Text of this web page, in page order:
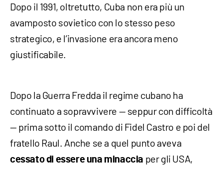
Dopo il 1991, oltretutto, Cuba non era più un
avamposto sovietico con lo stesso peso
strategico, e l’invasione era ancora meno
giustificabile.
Dopo la Guerra Fredda il regime cubano ha
continuato a sopravvivere — seppur con difficoltà
— prima sotto il comando di Fidel Castro e poi del
fratello Raul. Anche se a quel punto aveva
cessato di essere una minaccia per gli USA,